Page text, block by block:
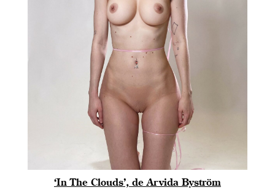
‘In The Clouds’, de Arvida Byström